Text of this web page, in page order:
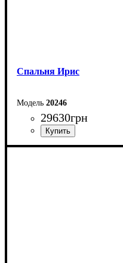
Спальня Ирис
20246
29630грн